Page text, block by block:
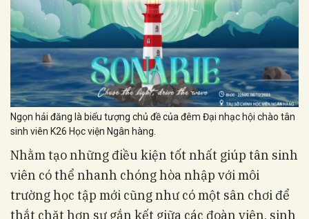
Ngọn hải đăng là biểu tượng chủ đề của đêm Đại nhạc hội chào tân
sinh viên K26 Học viện Ngân hàng.
Nhằm tạo những điều kiện tốt nhất giúp tân sinh
viên có thể nhanh chóng hòa nhập với môi
trường học tập mới cũng như có một sân chơi để
thắt chặt hơn sự gắn kết giữa các đoàn viên, sinh